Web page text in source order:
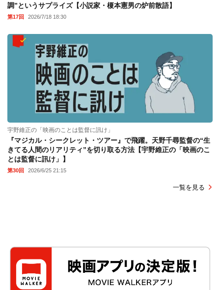
調”というサプライズ【小説家・榎本憲男の炉前散語】
第17回 2026/7/18 18:30
宇野維正の「映画のことは監督に訊け」
『マジカル・シークレット・ツアー』で飛躍。天野千尋監督の“生
きてる人間のリアリティ”を切り取る方法【宇野維正の「映画のこ
とは監督に訊け」】
第30回 2026/6/25 21:15
一覧を見る